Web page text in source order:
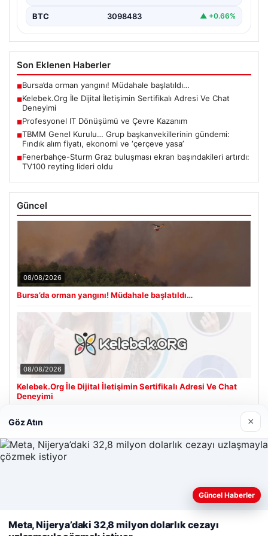
BTC 3098483 ▲ +0.66%
Son Eklenen Haberler
■Bursa’da orman yangını! Müdahale başlatıldı…
■Kelebek.Org İle Dijital İletişimin Sertifikalı Adresi Ve Chat
Deneyimi
■Profesyonel IT Dönüşümü ve Çevre Kazanım
■TBMM Genel Kurulu… Grup başkanvekillerinin gündemi:
Fındık alım fiyatı, ekonomi ve ‘çerçeve yasa’
■Fenerbahçe-Sturm Graz buluşması ekran başındakileri artırdı:
TV100 reyting lideri oldu
Güncel
08/08/2026
Bursa’da orman yangını! Müdahale başlatıldı…
08/08/2026
Kelebek.Org İle Dijital İletişimin Sertifikalı Adresi Ve Chat
Deneyimi
Son Eklenen Firmalar
Web sitemizi nasıl kullandığınızı daha iyi anlayabilmek,
kullanıyoruz.Çerez Politikamız
Göz Atın ×
Güncel Haberler
Meta, Nijerya’daki 32,8 milyon dolarlık cezayı